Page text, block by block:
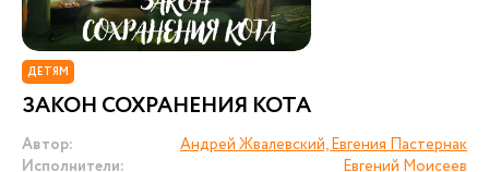
ДЕТЯМ
ЗАКОН СОХРАНЕНИЯ КОТА
Автор:
Андрей Жвалевский, Евгения Пастернак
Исполнители:
Евгений Моисеев